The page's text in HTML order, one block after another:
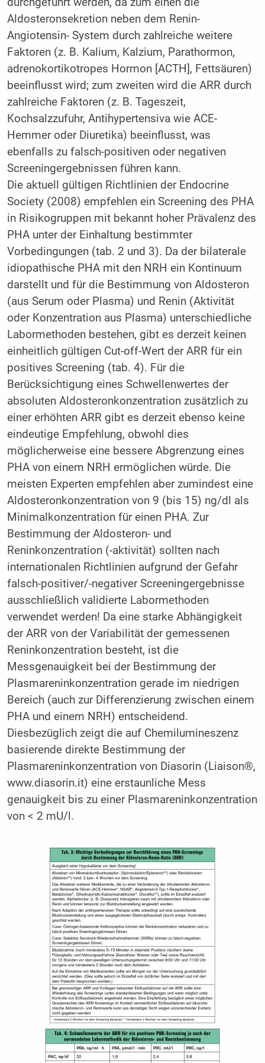
Aldosteronsekretion neben dem Renin-
Angiotensin- System durch zahlreiche weitere
Faktoren (z. B. Kalium, Kalzium, Parathormon,
adrenokortikotropes Hormon [ACTH], Fettsäuren)
beeinflusst wird; zum zweiten wird die ARR durch
zahlreiche Faktoren (z. B. Tageszeit,
Kochsalzzufuhr, Antihypertensiva wie ACE-
Hemmer oder Diuretika) beeinflusst, was
ebenfalls zu falsch-positiven oder negativen
Screeningergebnissen führen kann.
Die aktuell gültigen Richtlinien der Endocrine
Society (2008) empfehlen ein Screening des PHA
in Risikogruppen mit bekannt hoher Prävalenz des
PHA unter der Einhaltung bestimmter
Vorbedingungen (tab. 2 und 3). Da der bilaterale
idiopathische PHA mit den NRH ein Kontinuum
darstellt und für die Bestimmung von Aldosteron
(aus Serum oder Plasma) und Renin (Aktivität
oder Konzentration aus Plasma) unterschiedliche
Labormethoden bestehen, gibt es derzeit keinen
einheitlich gültigen Cut-off-Wert der ARR für ein
positives Screening (tab. 4). Für die
Berücksichtigung eines Schwellenwertes der
absoluten Aldosteronkonzentration zusätzlich zu
einer erhöhten ARR gibt es derzeit ebenso keine
eindeutige Empfehlung, obwohl dies
möglicherweise eine bessere Abgrenzung eines
PHA von einem NRH ermöglichen würde. Die
meisten Experten empfehlen aber zumindest eine
Aldosteronkonzentration von 9 (bis 15) ng/dl als
Minimalkonzentration für einen PHA. Zur
Bestimmung der Aldosteron- und
Reninkonzentration (-aktivität) sollten nach
internationalen Richtlinien aufgrund der Gefahr
falsch-positiver/-negativer Screeningergebnisse
ausschließlich validierte Labormethoden
verwendet werden! Da eine starke Abhängigkeit
der ARR von der Variabilität der gemessenen
Reninkonzentration besteht, ist die
Messgenauigkeit bei der Bestimmung der
Plasmareninkonzentration gerade im niedrigen
Bereich (auch zur Differenzierung zwischen einem
PHA und einem NRH) entscheidend.
Diesbezüglich zeigt die auf Chemilumineszenz
basierende direkte Bestimmung der
Plasmareninkonzentration von Diasorin (Liaison®,
www.diasorin.it) eine erstaunliche Mess
genauigkeit bis zu einer Plasmareninkonzentration
von < 2 mU/l.